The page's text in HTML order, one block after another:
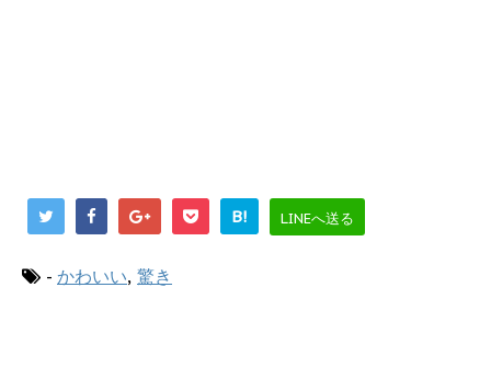
B! LINEへ送る
- かわいい, 驚き